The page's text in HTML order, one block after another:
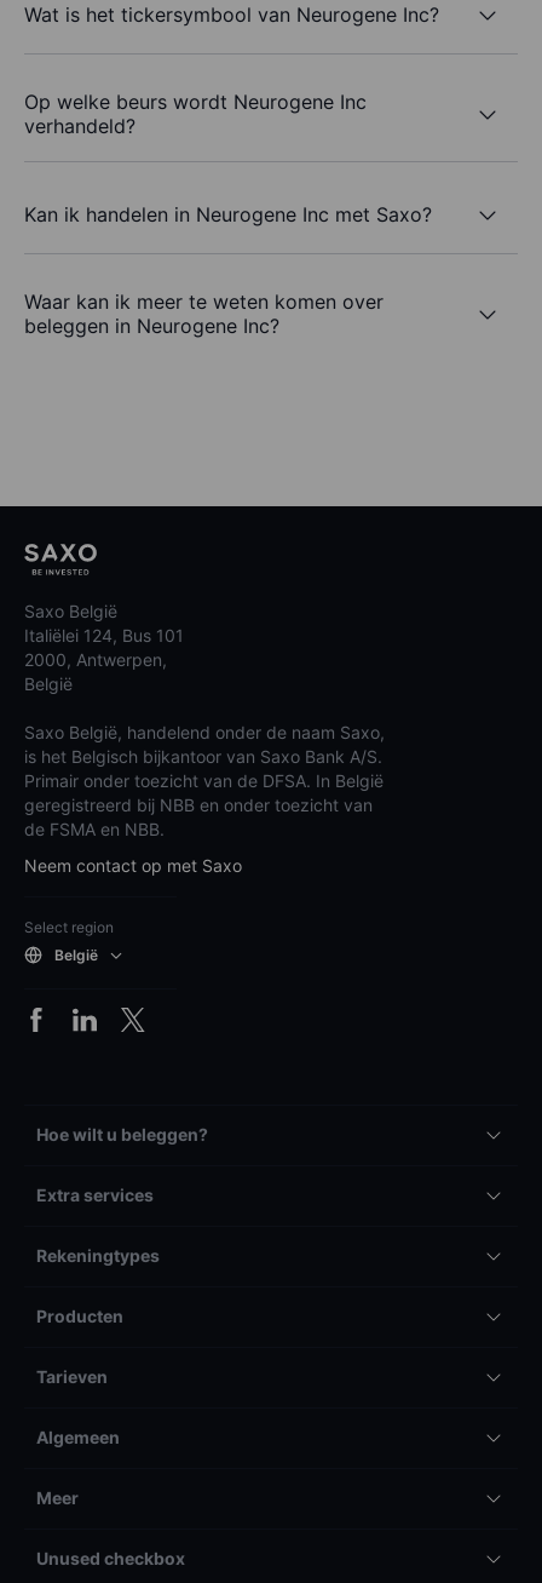
Wat is het tickersymbool van Neurogene Inc?
Op welke beurs wordt Neurogene Inc
verhandeld?
Kan ik handelen in Neurogene Inc met Saxo?
Waar kan ik meer te weten komen over
beleggen in Neurogene Inc?
Saxo België
Italiëlei 124, Bus 101
2000, Antwerpen,
België
Saxo België, handelend onder de naam Saxo,
is het Belgisch bijkantoor van Saxo Bank A/S.
Primair onder toezicht van de DFSA. In België
geregistreerd bij NBB en onder toezicht van
de FSMA en NBB.
Neem contact op met Saxo
Select region
België
Hoe wilt u beleggen?
Extra services
Rekeningtypes
Producten
Tarieven
Algemeen
Meer
Unused checkbox